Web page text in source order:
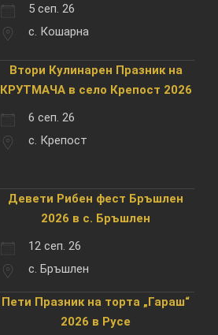
5 сеп. 26
с. Кошарна
Втори Кулинарен Празник на
КРУТМАЧА в село Крепост 2026
6 сеп. 26
с. Крепост
Девети Рибен фест Бръшлен
2026 в с. Бръшлен
12 сеп. 26
с. Бръшлен
Пети Празник на торта „Гараш“
2026 в Русе